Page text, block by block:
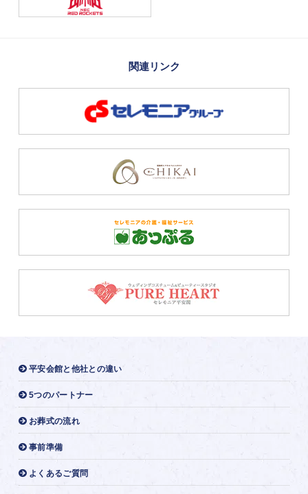
関連リンク
平安会館と他社との違い
5つのパートナー
お葬式の流れ
事前準備
よくあるご質問